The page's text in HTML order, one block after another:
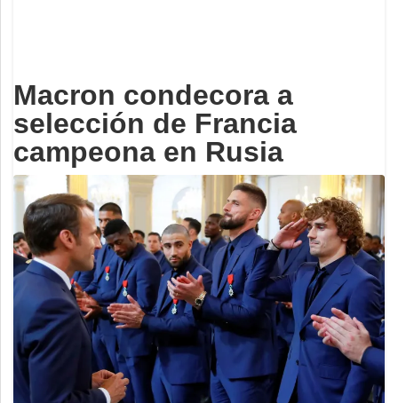
Macron condecora a
selección de Francia
campeona en Rusia